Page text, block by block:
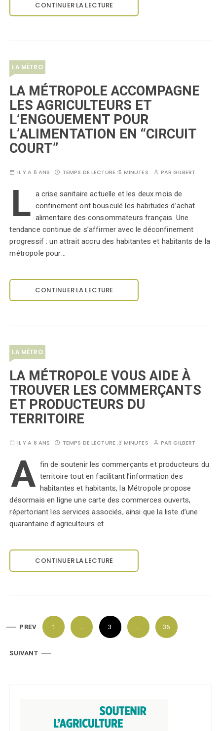
CONTINUER LA LECTURE
LA MÉTRO
LA MÉTROPOLE ACCOMPAGNE
LES AGRICULTEURS ET
L’ENGOUEMENT POUR
L’ALIMENTATION EN “CIRCUIT
COURT”
IL Y A 6 ANS TEMPS DE LECTURE :5 MINUTES PARGILBERT
L a crise sanitaire actuelle et les deux mois de
confinement ont bousculé les habitudes d’achat
alimentaire des consommateurs français. Une
tendance continue de s’affirmer avec le déconfinement
progressif : un attrait accru des habitantes et habitants de la
métropole pour…
CONTINUER LA LECTURE
LA MÉTRO
LA MÉTROPOLE VOUS AIDE À
TROUVER LES COMMERÇANTS
ET PRODUCTEURS DU
TERRITOIRE
IL Y A 6 ANS TEMPS DE LECTURE :3 MINUTES PARGILBERT
A fin de soutenir les commerçants et producteurs du
territoire tout en facilitant l’information des
habitantes et habitants, la Métropole propose
désormais en ligne une carte des commerces ouverts,
répertoriant les services associés, ainsi que la liste d’une
quarantaine d’agriculteurs et…
CONTINUER LA LECTURE
g
PREV 1 … 3 … 36
SUIVANT